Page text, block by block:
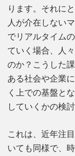
ります。それに
人が介在しない
でリアルタイム
ていく場合、人
のか？こうした
ある社会や企業
く上での基盤と
していくかの検
これは、近年注
いても同様で、